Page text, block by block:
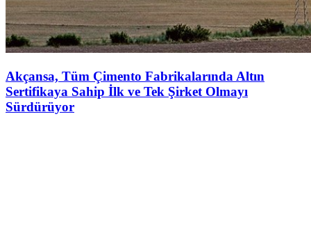
Akçansa, Tüm Çimento Fabrikalarında Altın
Sertifikaya Sahip İlk ve Tek Şirket Olmayı
Sürdürüyor